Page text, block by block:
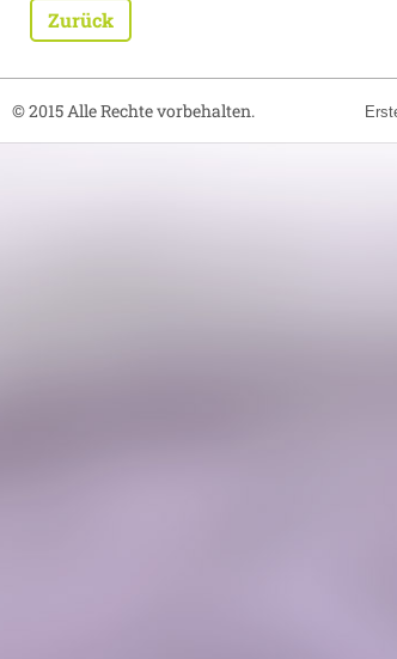
Zurück
© 2015 Alle Rechte vorbehalten.